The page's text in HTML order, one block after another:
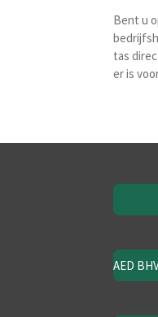
Bent u
tas
er is
AED